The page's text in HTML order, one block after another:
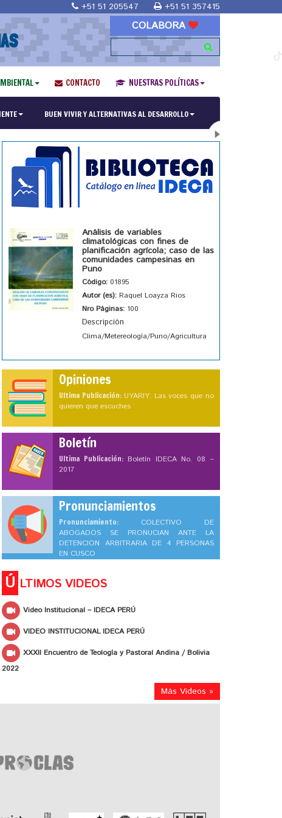
+51 51 205547 +51 51 357415
COLABORA
CONTACTO NUESTRAS POLÍTICAS
BUEN VIVIR Y ALTERNATIVAS AL DESARROLLO
en Religiones y culturas Andinas"
Análisis de variables
climatológicas con fines de
planificación agrícola; caso de las
comunidades campesinas en
Puno
Código: 01895
Autor (es): Raquel Loayza Rios
Nro Páginas: 100
Descripción
Clima/Metereología/Puno/Agricultura
Opiniones
Ultima Publicación: UYARIY: Las voces que no
quieren que escuches
Boletín
Ultima Publicación: Boletín IDECA No. 08 –
2017
Pronunciamientos
Pronunciamiento: COLECTIVO DE
ABOGADOS SE PRONUCIAN ANTE LA
DETENCION ARBITRARIA DE 4 PERSONAS
EN CUSCO
Ú LTIMOS VIDEOS
Video Institucional – IDECA PERÚ
VIDEO INSTITUCIONAL IDECA PERÚ
XXXII Encuentro de Teología y Pastoral Andina / Bolivia
2022
Más Videos »